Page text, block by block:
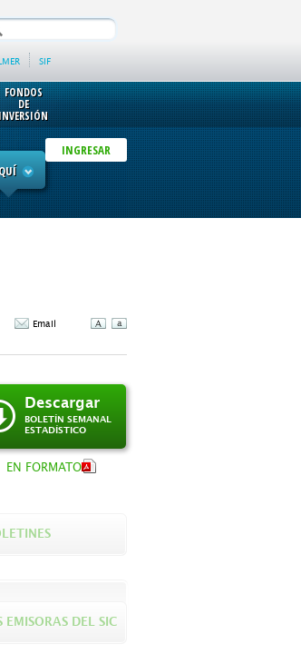
SIF
FONDOS
DE
INGRESAR
Email
Descargar
BOLETÍN SEMANAL
ESTADÍSTICO
EN FORMATO
EMISORAS DEL SIC